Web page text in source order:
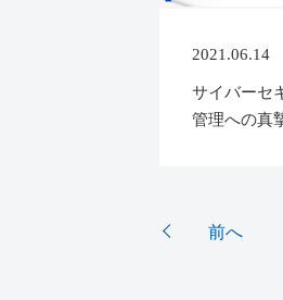
2021.06.14
サイバーセ
管理への真
前へ